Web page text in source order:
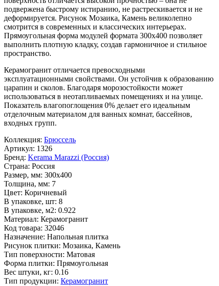
подвержена быстрому истиранию, не растрескивается и не
деформируется. Рисунок Мозаика, Камень великолепно
смотрится в современных и классических интерьерах.
Прямоугольная форма модулей формата 300x400 позволяет
выполнить плотную кладку, создав гармоничное и стильное
пространство.
Керамогранит отличается превосходными
эксплуатационными свойствами. Он устойчив к образованию
царапин и сколов. Благодаря морозостойкости может
использоваться в неотапливаемых помещениях и на улице.
Показатель влагопоглощения 0% делает его идеальным
отделочным материалом для ванных комнат, бассейнов,
входных групп.
Коллекция: Брюссель
Артикул: 1326
Бренд: Kerama Marazzi (Россия)
Страна: Россия
Размер, мм: 300x400
Толщина, мм: 7
Цвет: Коричневый
В упаковке, шт: 8
В упаковке, м2: 0.922
Материал: Керамогранит
Код товара: 32046
Назначение: Напольная плитка
Рисунок плитки: Мозаика, Камень
Тип поверхности: Матовая
Форма плитки: Прямоугольная
Вес штуки, кг: 0.16
Тип продукции: Керамогранит